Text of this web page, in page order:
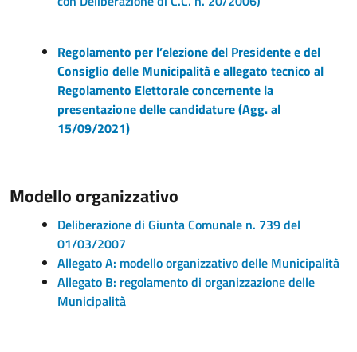
Regolamento per l’elezione del Presidente e del
Consiglio delle Municipalità e allegato tecnico al
Regolamento Elettorale concernente la
presentazione delle candidature (Agg. al
15/09/2021)
Modello organizzativo
Deliberazione di Giunta Comunale n. 739 del
01/03/2007
Allegato A: modello organizzativo delle Municipalità
Allegato B: regolamento di organizzazione delle
Municipalità